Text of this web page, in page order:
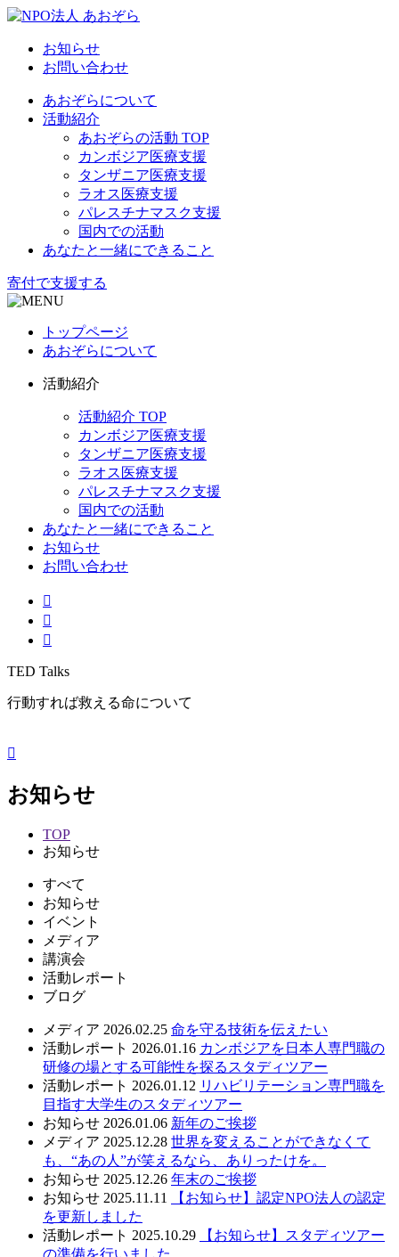
お知らせ
お問い合わせ
あおぞらについて
活動紹介
あおぞらの活動 TOP
カンボジア医療支援
タンザニア医療支援
ラオス医療支援
パレスチナマスク支援
国内での活動
あなたと一緒にできること
寄付で支援する
トップページ
あおぞらについて
活動紹介
活動紹介 TOP
カンボジア医療支援
タンザニア医療支援
ラオス医療支援
パレスチナマスク支援
国内での活動
あなたと一緒にできること
お知らせ
お問い合わせ
TED Talks
行動すれば救える命について
お知らせ
TOP
お知らせ
すべて
お知らせ
イベント
メディア
講演会
活動レポート
ブログ
メディア 2026.02.25 命を守る技術を伝えたい
活動レポート 2026.01.16 カンボジアを日本人専門職の
研修の場とする可能性を探るスタディツアー
活動レポート 2026.01.12 リハビリテーション専門職を
目指す大学生のスタディツアー
お知らせ 2026.01.06 新年のご挨拶
メディア 2025.12.28 世界を変えることができなくて
も、“あの人”が笑えるなら、ありったけを。
お知らせ 2025.12.26 年末のご挨拶
お知らせ 2025.11.11
【お知らせ】認定NPO法人の認定
を更新しました
活動レポート 2025.10.29
【お知らせ】スタディツアー
の準備を行いました